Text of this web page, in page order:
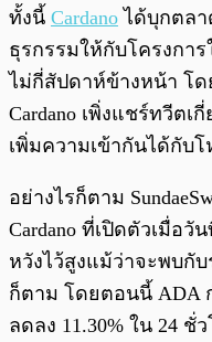
ทั้งนี้ Cardano ได้บุกตลา
ธุรกรรมให้กับโครงการ
ไม่กี่สัปดาห์ข้างหน้า โด
Cardano เพิ่งแชร์ทวีตเ
เพิ่มความเข้ากันได้กับโ
อย่างไรก็ตาม
Cardano ที่เปิดตัวเมื่อ
หวังไว้สูงแม้ว่าจะพบกั
ก็ตาม โดยตอนนี้ ADA
ลดลง 11.30% ใน 24 ชั่